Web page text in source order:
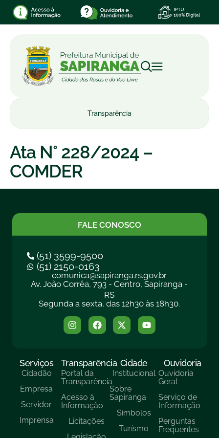
Transparência
Ata N° 228/2024 –
COMDER
FALE CONOSCO
(51) 3599-9500
(51) 2150-0163
comunica@sapiranga.rs.gov.br
Av. João Corrêa, 793 - Centro, Sapiranga -
RS
Segunda a sexta, das 12h30 às 18h30.
Serviços
Cidadão
Empresa
Servidor
Imprensa
Transparência
Portal da
Transparência
Acesso à
Informação
Licitações
Cidade
Institucional
Sobre
Sapiranga
Símbolos
Turísmo
Ouvidoria
Ouvidoria
Geral
Serviço de
Informação
Perguntas
Frequentes